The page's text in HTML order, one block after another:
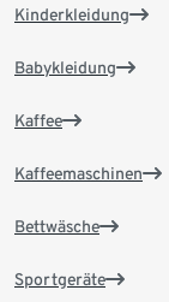
Kinderkleidung
Babykleidung
Kaffee
Kaffeemaschinen
Bettwäsche
Sportgeräte